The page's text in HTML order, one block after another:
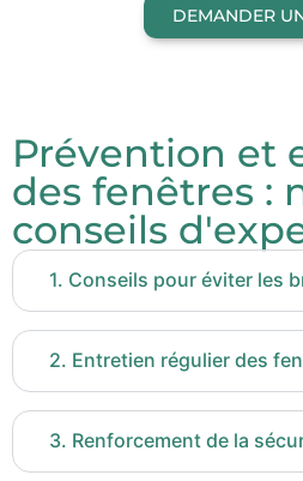
DEMANDER
Prévention et
des fenêtres :
conseils
1. Conseils pour éviter les
2. Entretien régulier des
3. Renforcement de la